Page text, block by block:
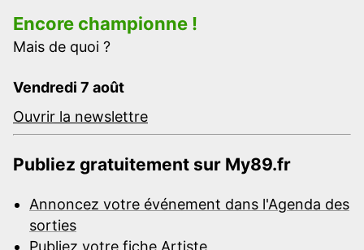
Encore championne !
Mais de quoi ?
Vendredi 7 août
Ouvrir la newslettre
Publiez gratuitement sur My89.fr
Annoncez votre événement dans l'Agenda des
sorties
Publiez votre fiche Artiste